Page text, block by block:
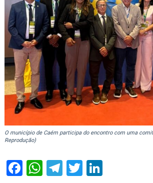
O município de Caém participa do encontro com uma
Reprodução)
Facebook
WhatsApp
Telegram
Twitter